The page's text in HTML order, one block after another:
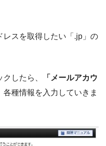
レスを取得したい「.jp」の
したら、
「メールアカウ
各種情報を入力していきま